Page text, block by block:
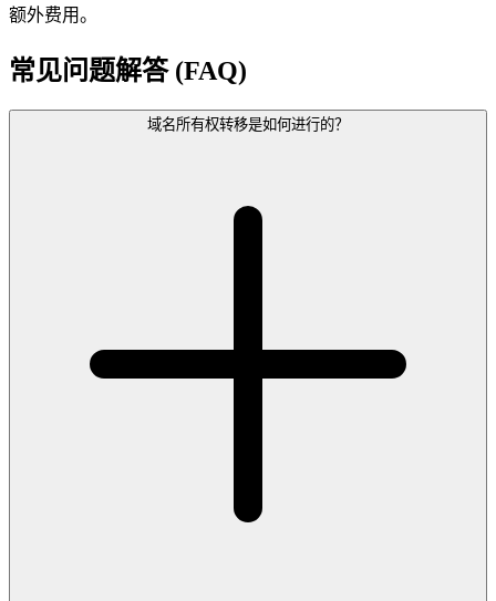
额外费用。
常见问题解答 (FAQ)
域名所有权转移是如何进行的？